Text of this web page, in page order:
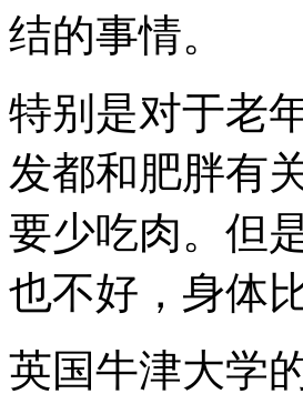
结的事情。
特别是对于老
发都和肥胖有
要少吃肉。但
也不好，身体
英国牛津大学